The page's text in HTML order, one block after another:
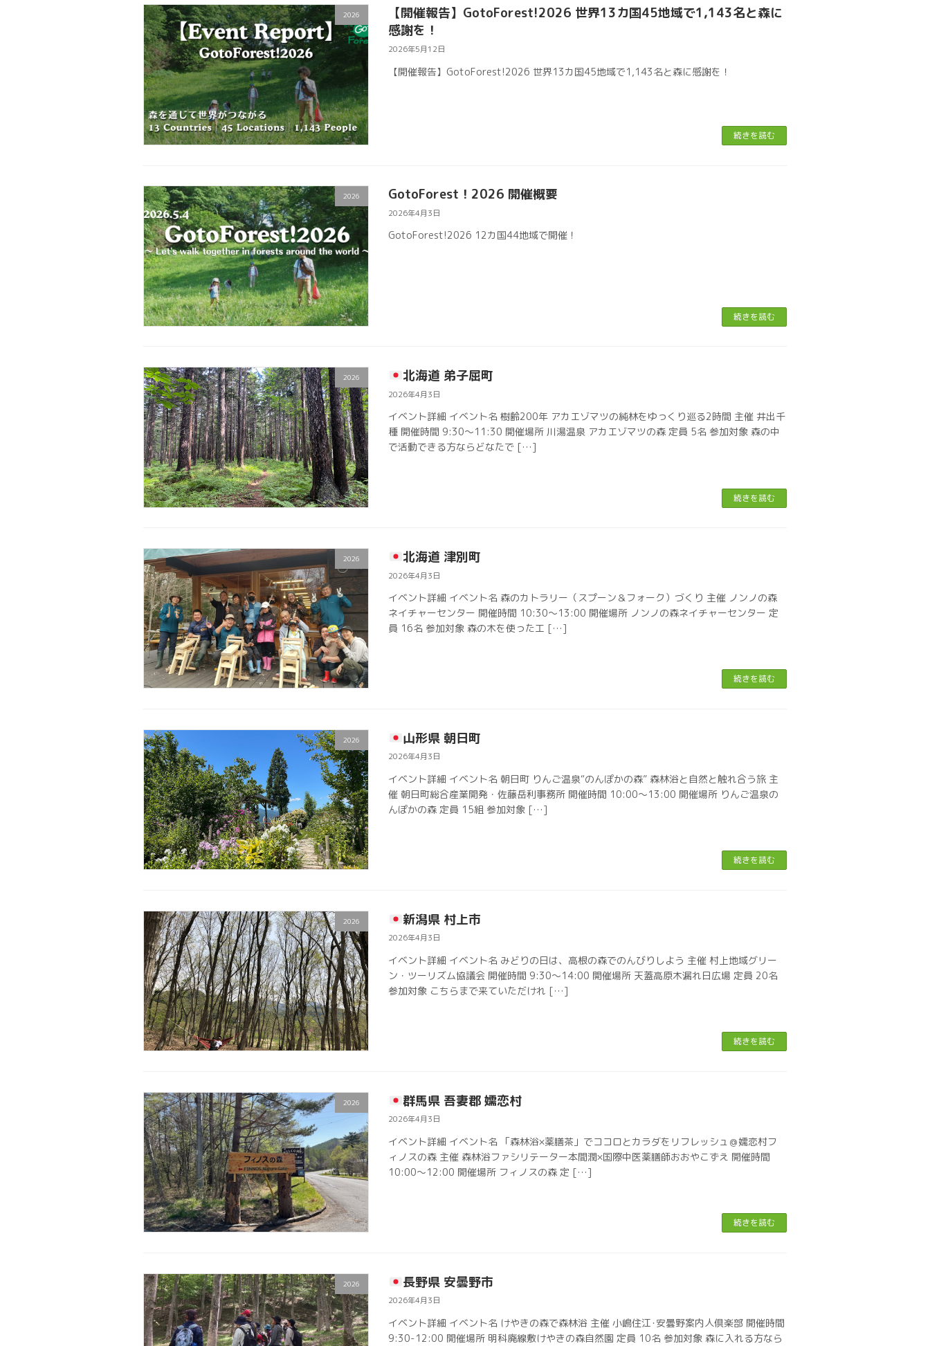
2026
【開催報告】GotoForest!2026 世界13カ国45地域で1,143名と森に
感謝を！
2026年5月12日
【開催報告】GotoForest!2026 世界13カ国45地域で1,143名と森に感謝を！
続きを読む
2026 GotoForest！2026 開催概要
2026年4月3日
GotoForest!2026 12カ国44地域で開催！
続きを読む
2026 北海道 弟子屈町
2026年4月3日
イベント詳細 イベント名 樹齢200年 アカエゾマツの純林をゆっくり巡る2時間 主催 井出千
種 開催時間 9:30〜11:30 開催場所 川湯温泉 アカエゾマツの森 定員 5名 参加対象 森の中
で活動できる方ならどなたで […]
続きを読む
2026 北海道 津別町
2026年4月3日
イベント詳細 イベント名 森のカトラリー（スプーン＆フォーク）づくり 主催 ノンノの森
ネイチャーセンター 開催時間 10:30〜13:00 開催場所 ノンノの森ネイチャーセンター 定
員 16名 参加対象 森の木を使った工 […]
続きを読む
2026 山形県 朝日町
2026年4月3日
イベント詳細 イベント名 朝日町 りんご温泉“のんぽかの森” 森林浴と自然と触れ合う旅 主
催 朝日町総合産業開発・佐藤岳利事務所 開催時間 10:00〜13:00 開催場所 りんご温泉の
んぽかの森 定員 15組 参加対象 […]
続きを読む
2026 新潟県 村上市
2026年4月3日
イベント詳細 イベント名 みどりの日は、高根の森でのんびりしよう 主催 村上地域グリー
ン・ツーリズム協議会 開催時間 9:30〜14:00 開催場所 天蓋高原木漏れ日広場 定員 20名
参加対象 こちらまで来ていただけれ […]
続きを読む
2026 群馬県 吾妻郡 嬬恋村
2026年4月3日
イベント詳細 イベント名 「森林浴×薬膳茶」でココロとカラダをリフレッシュ＠嬬恋村フ
ィノスの森 主催 森林浴ファシリテーター本間潤×国際中医薬膳師おおやこずえ 開催時間
10:00〜12:00 開催場所 フィノスの森 定 […]
続きを読む
2026 長野県 安曇野市
2026年4月3日
イベント詳細 イベント名 けやきの森で森林浴 主催 小嶋住江･安曇野案内人倶楽部 開催時間
9:30-12:00 開催場所 明科廃線敷けやきの森自然園 定員 10名 参加対象 森に入れる方なら